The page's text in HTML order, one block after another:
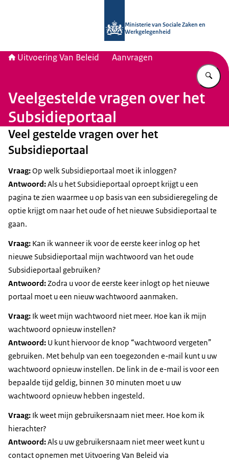
Ministerie van Sociale Zaken en
Werkgelegenheid
Uitvoering Van Beleid Aanvragen
Veelgestelde vragen over het
Subsidieportaal
Veel gestelde vragen over het
Subsidieportaal
Vraag:Op welk Subsidieportaal moet ik inloggen?
Antwoord:Als u het Subsidieportaal oproept krijgt u een
pagina te zien waarmee u op basis van een subsidieregeling de
optie krijgt om naar het oude of het nieuwe Subsidieportaal te
gaan.
Vraag: Kan ik wanneer ik voor de eerste keer inlog op het
nieuwe Subsidieportaal mijn wachtwoord van het oude
Subsidieportaal gebruiken?
Antwoord:Zodra u voor de eerste keer inlogt op het nieuwe
portaal moet u een nieuw wachtwoord aanmaken.
Vraag: Ik weet mijn wachtwoord niet meer. Hoe kan ik mijn
wachtwoord opnieuw instellen?
Antwoord: U kunt hiervoor de knop “wachtwoord vergeten”
gebruiken. Met behulp van een toegezonden e-mail kunt u uw
wachtwoord opnieuw instellen. De link in de e-mail is voor een
bepaalde tijd geldig, binnen 30 minuten moet u uw
wachtwoord opnieuw hebben ingesteld.
Vraag: Ik weet mijn gebruikersnaam niet meer. Hoe kom ik
hierachter?
Antwoord:Als u uw gebruikersnaam niet meer weet kunt u
contact opnemen met Uitvoering Van Beleid via